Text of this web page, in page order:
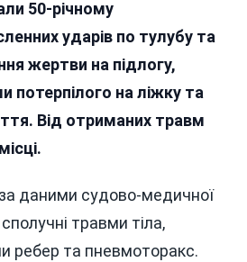
50-річному
ударів по тулубу та
жертви на підлогу,
потерпілого на ліжку та
Від отриманих травм
даними судово-медичної
травми тіла,
ребер та пневмоторакс.